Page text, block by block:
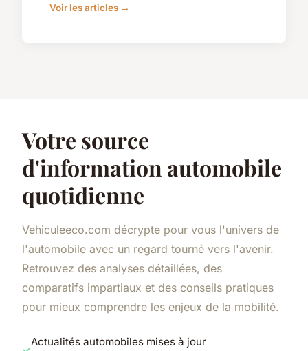
Voir les articles →
Votre source
d'information automobile
quotidienne
Vehiculeeco.com décrypte pour vous l'univers de
l'automobile avec un regard tourné vers l'avenir.
Retrouvez des analyses détaillées, des
comparatifs impartiaux et des conseils pratiques
pour mieux comprendre les enjeux de la mobilité.
Actualités automobiles mises à jour